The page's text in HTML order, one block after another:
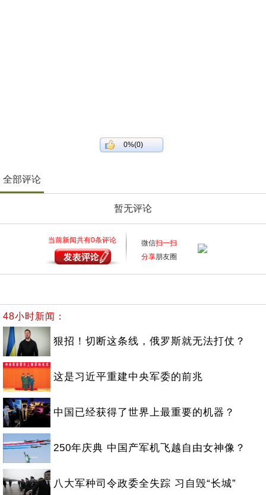
0%(0)
全部评论
暂无评论
当前新闻共有0条评论 微信扫一扫
分享朋友圈
48小时新闻：
狠招！切断这条线，俄罗斯就无法打仗？
这是习近平重建中央军委的前兆
中国已经获得了世界上最重要的机器？
250年庆典 中国产军机飞越自由女神像？
八大军种司令政委全失踪 习自毁“长城”